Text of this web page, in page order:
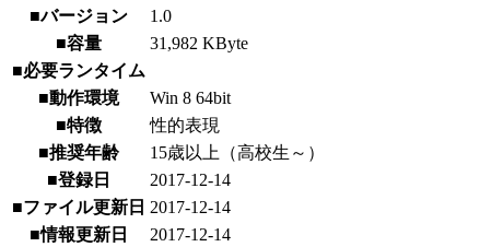
■バージョン
1.0
■容量
31,982 KByte
■必要ランタイム
■動作環境
Win 8 64bit
■特徴
性的表現
■推奨年齢
15歳以上（高校生～）
■登録日
2017-12-14
■ファイル更新日 2017-12-14
■情報更新日
2017-12-14